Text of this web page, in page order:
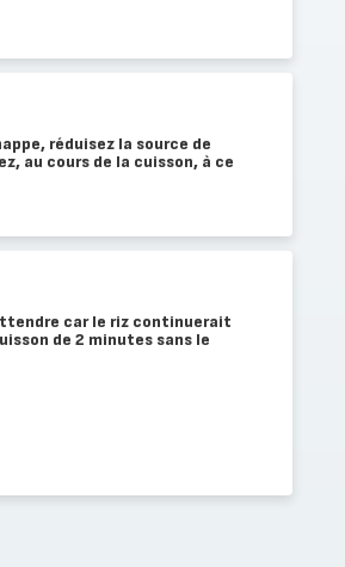
réduisez la source de
au cours de la cuisson, à ce
car le riz continuerait
de 2 minutes sans le